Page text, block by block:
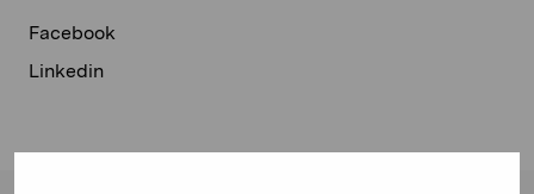
Facebook
Linkedin